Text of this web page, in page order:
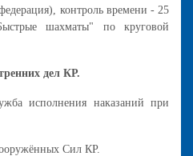
контроль времени - 25
шахматы" по круговой
дел КР.
исполнения наказаний при
Сил КР.